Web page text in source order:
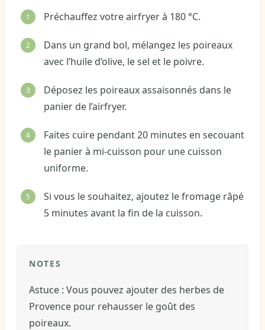
Préchauffez votre airfryer à 180 °C.
Dans un grand bol, mélangez les poireaux
avec l’huile d’olive, le sel et le poivre.
Déposez les poireaux assaisonnés dans le
panier de l’airfryer.
Faites cuire pendant 20 minutes en secouant
le panier à mi-cuisson pour une cuisson
uniforme.
Si vous le souhaitez, ajoutez le fromage râpé
5 minutes avant la fin de la cuisson.
NOTES
Astuce : Vous pouvez ajouter des herbes de
Provence pour rehausser le goût des
poireaux.